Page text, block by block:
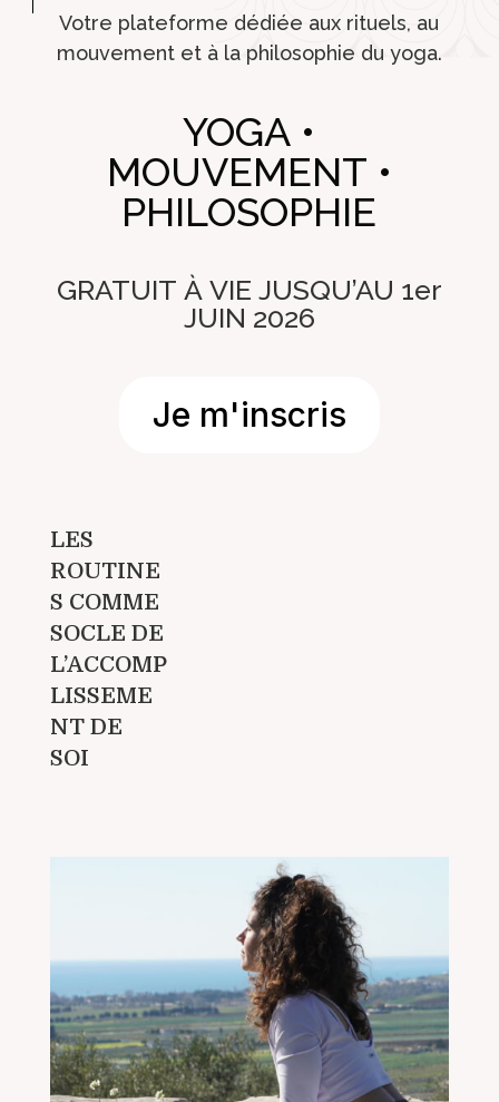
Votre plateforme dédiée aux rituels, au
mouvement et à la philosophie du yoga.
YOGA •
MOUVEMENT •
PHILOSOPHIE
GRATUIT À VIE JUSQU’AU 1er
JUIN 2026
Je m'inscris
LES
ROUTINE
S COMME
SOCLE DE
L’ACCOMP
LISSEME
NT DE
SOI